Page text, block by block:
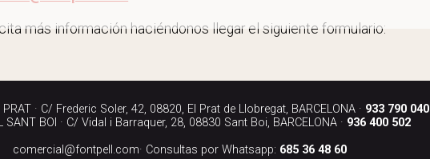
más información haciéndonos llegar el siguiente formulario:
PRAT · C/ Frederic Soler, 42, 08820, El Prat de Llobregat, BARCELONA · 933 790 040
SANT BOI · C/ Vidal i Barraquer, 28, 08830 Sant Boi, BARCELONA · 936 400 502
comercial@fontpell.com· Consultas por Whatsapp: 685 36 48 60